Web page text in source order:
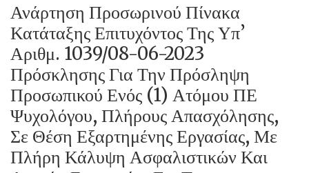
Ανάρτηση Προσωρινού Πίνακα
Κατάταξης Επιτυχόντος Της Υπ’
Αριθμ. 1039/08-06-2023
Πρόσκλησης Για Την Πρόσληψη
Προσωπικού Ενός (1) Ατόμου ΠΕ
Ψυχολόγου, Πλήρους Απασχόλησης,
Σε Θέση Εξαρτημένης Εργασίας, Με
Πλήρη Κάλυψη Ασφαλιστικών Και